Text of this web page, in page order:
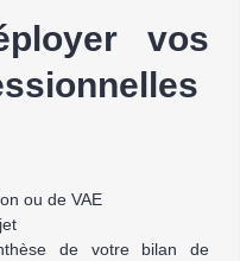
vos
ou de VAE
de votre bilan de